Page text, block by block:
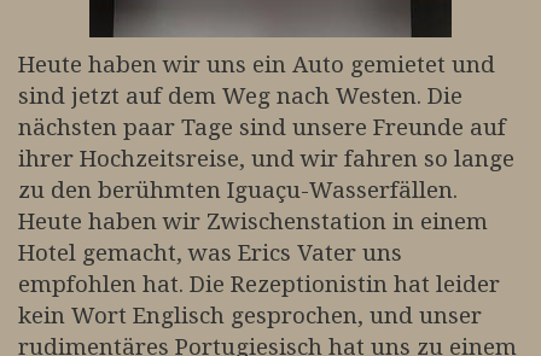
Heute haben wir uns ein Auto gemietet und
sind jetzt auf dem Weg nach Westen. Die
nächsten paar Tage sind unsere Freunde auf
ihrer Hochzeitsreise, und wir fahren so lange
zu den berühmten Iguaçu-Wasserfällen.
Heute haben wir Zwischenstation in einem
Hotel gemacht, was Erics Vater uns
empfohlen hat. Die Rezeptionistin hat leider
kein Wort Englisch gesprochen, und unser
rudimentäres Portugiesisch hat uns zu einem